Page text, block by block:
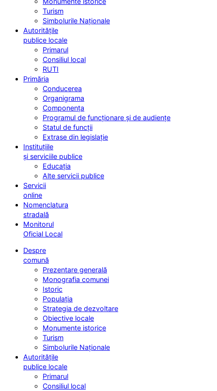
Turism
Simbolurile Naționale
Autoritățile
publice locale
Primarul
Consiliul local
RUTI
Primăria
Conducerea
Organigrama
Componența
Programul de funcționare și de audiențe
Statul de funcții
Extrase din legislație
Instituțiile
și serviciile publice
Educația
Alte servicii publice
Servicii
online
Nomenclatura
stradală
Monitorul
Oficial Local
Despre
comună
Prezentare generală
Monografia comunei
Istoric
Populația
Strategia de dezvoltare
Obiective locale
Monumente istorice
Turism
Simbolurile Naționale
Autoritățile
publice locale
Primarul
Consiliul local